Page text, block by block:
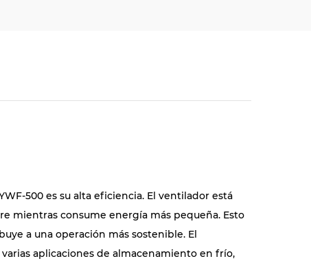
500 es su alta eficiencia. El ventilador está
mientras consume energía más pequeña. Esto
a una operación más sostenible. El
aplicaciones de almacenamiento en frío,